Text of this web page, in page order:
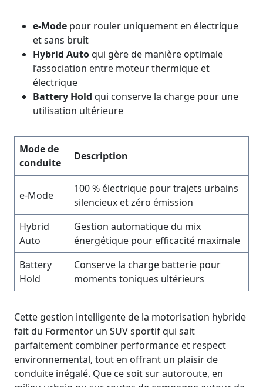
e-Mode pour rouler uniquement en électrique
et sans bruit
Hybrid Autoqui gère de manière optimale
l’association entre moteur thermique et
électrique
Battery Hold qui conserve la charge pour une
utilisation ultérieure
Mode de
conduite
Description
e-Mode
100 % électrique pour trajets urbains
silencieux et zéro émission
Hybrid
Auto
Gestion automatique du mix
énergétique pour efficacité maximale
Battery
Hold
Conserve la charge batterie pour
moments toniques ultérieurs
Cette gestion intelligente de la motorisation hybride
fait du Formentor un SUV sportif qui sait
parfaitement combiner performance et respect
environnemental, tout en offrant un plaisir de
conduite inégalé. Que ce soit sur autoroute, en